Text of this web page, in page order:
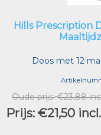
Hills Prescription
Doos met 12
Oude prijs: €23,88
Prijs: €21,50